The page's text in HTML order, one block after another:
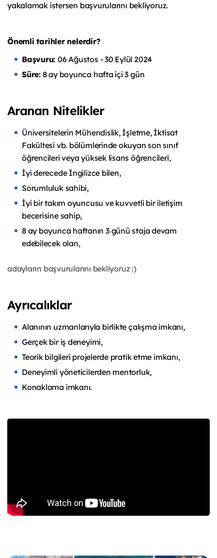
yakalamak istersen başvurularını bekliyoruz.
Önemli tarihler nelerdir?
Başvuru: 06 Ağustos - 30 Eylül 2024
Süre:8 ay boyunca hafta içi 3 gün
Aranan Nitelikler
Üniversitelerin Mühendislik, İşletme, İktisat
Fakültesi vb. bölümlerinde okuyan son sınıf
öğrencileri veya yüksek lisans öğrencileri,
İyi derecede İngilizce bilen,
Sorumluluk sahibi,
İyi bir takım oyuncusu ve kuvvetli bir iletişim
becerisine sahip,
8 ay boyunca haftanın 3 günü staja devam
edebilecek olan,
adayların başvurularını bekliyoruz :)
Ayrıcalıklar
Alanının uzmanlarıyla birlikte çalışma imkanı,
Gerçek bir iş deneyimi,
Teorik bilgileri projelerde pratik etme imkanı,
Deneyimli yöneticilerden mentorluk,
Konaklama imkanı.